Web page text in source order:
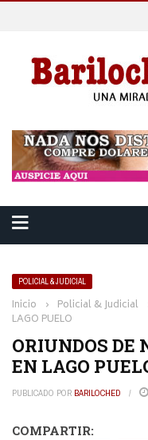
POLICIAL & JUDICIAL
Inicio › Policial & Judicial
LAGO PUELO
ORIUNDOS DE
EN LAGO
PUBLICADO POR BARILOCHED
COMPARTIR: